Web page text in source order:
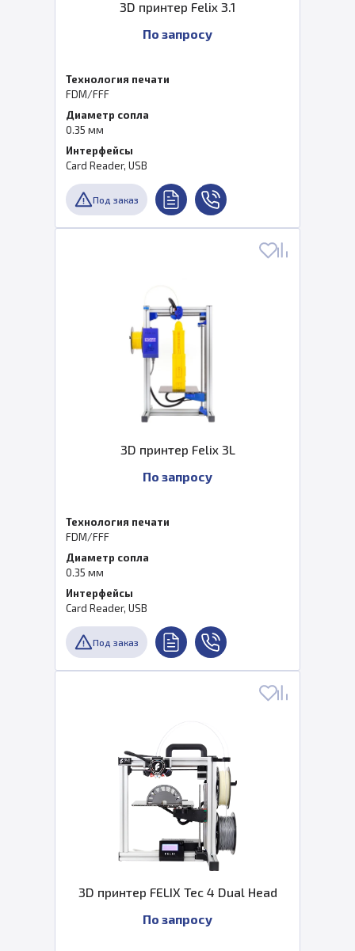
3D принтер Felix 3.1
По запросу
Технология печати
FDM/FFF
Диаметр сопла
0.35 мм
Интерфейсы
Card Reader, USB
Под заказ
3D принтер Felix 3L
По запросу
Технология печати
FDM/FFF
Диаметр сопла
0.35 мм
Интерфейсы
Card Reader, USB
Под заказ
3D принтер FELIX Tec 4 Dual Head
По запросу